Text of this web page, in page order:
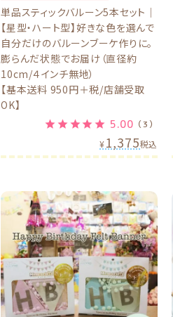
単品スティックバルーン5本セット｜
【星型・ハート型】好きな色を選んで
自分だけのバルーンブーケ作りに。
膨らんだ状態でお届け（直径約
10cm/４インチ無地）
【基本送料 950円＋税/店舗受取
OK】
5.00 （3）
¥1,375税込